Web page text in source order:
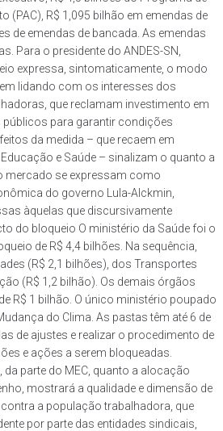
(PAC), R$ 1,095 bilhão em emendas de
de emendas de bancada. As emendas
Para o presidente do ANDES-SN,
expressa, sintomaticamente, o modo
lidando com os interesses dos
que reclamam investimento em
para garantir condições
da medida – que recaem em
e Saúde – sinalizam o quanto a
mercado se expressam como
do governo Lula-Alckmin,
àquelas que discursivamente
do bloqueio O ministério da Saúde foi o
de R$ 4,4 bilhões. Na sequência,
(R$ 2,1 bilhões), dos Transportes
(R$ 1,2 bilhão). Os demais órgãos
R$ 1 bilhão. O único ministério poupado
do Clima. As pastas têm até 6 de
de ajustes e realizar o procedimento de
e ações a serem bloqueadas.
da parte do MEC, quanto a alocação
mostrará a qualidade e dimensão de
a população trabalhadora, que
por parte das entidades sindicais,